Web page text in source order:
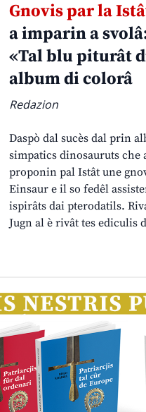
Gnovis par la
a imparin a
«Tal blu piturât
album di colorâ
Redazion
Daspò dal sucès dal prin
simpatics dinosauruts
proponin pal Istât une
Einsaur e il so fedêl
ispirâts dai pterodatils.
Jugn al è rivât tes ediculis